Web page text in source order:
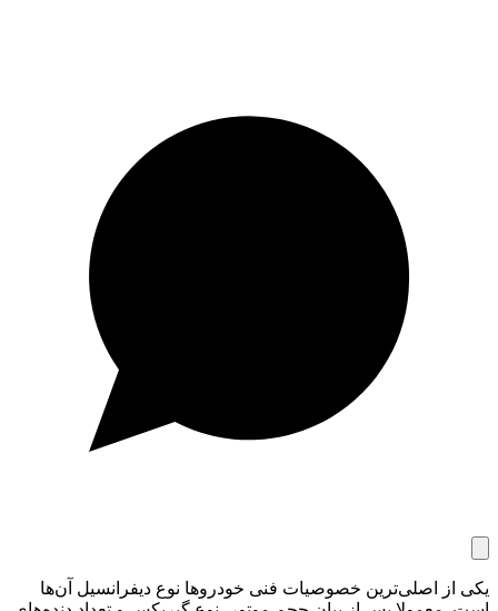
یکی از اصلی‌ترین خصوصیات فنی خودروها نوع دیفرانسیل آن‌ها